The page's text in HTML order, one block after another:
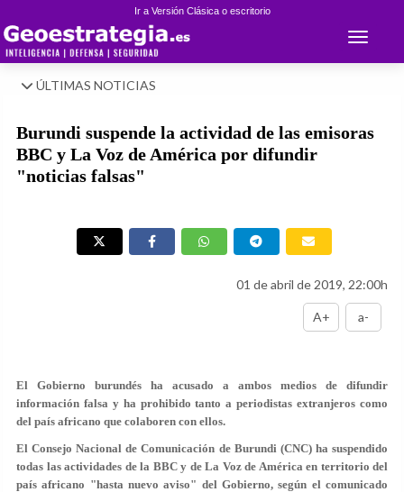
Ir a Versión Clásica o escritorio
Toggle
ÚLTIMAS NOTICIAS
Burundi suspende la actividad de las emisoras
BBC y La Voz de América por difundir
"noticias falsas"
01 de abril de 2019, 22:00h
A+ a-
El Gobierno burundés ha acusado a ambos medios de difundir
información falsa y ha prohibido tanto a periodistas extranjeros como
del país africano que colaboren con ellos.
El Consejo Nacional de Comunicación de Burundi (CNC) ha suspendido
todas las actividades de la BBC y de La Voz de América en territorio del
país africano "hasta nuevo aviso" del Gobierno, según el comunicado